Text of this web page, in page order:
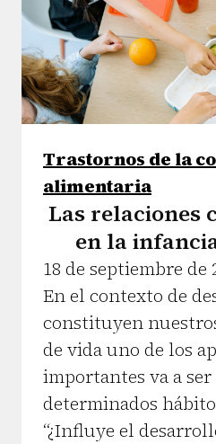
Trastornos de la
alimentaria
Las relaciones
en la
18 de septiembre de
En el contexto de
constituyen
de vida uno de los
importantes va a
determinados
“¿Influye el